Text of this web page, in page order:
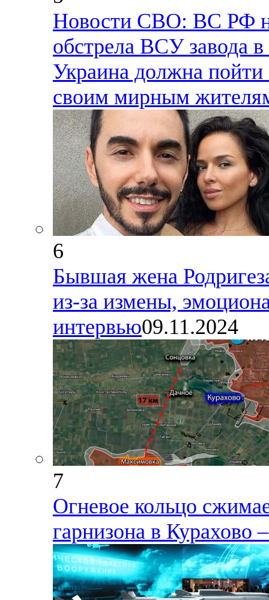
Новости СВО: ВС РФ
обстрела ВСУ завода
Украина должна
своим мирным
6
Бывшая жена
из-за измены,
интервью09.11.2024
7
Огневое кольцо
гарнизона в Курахово